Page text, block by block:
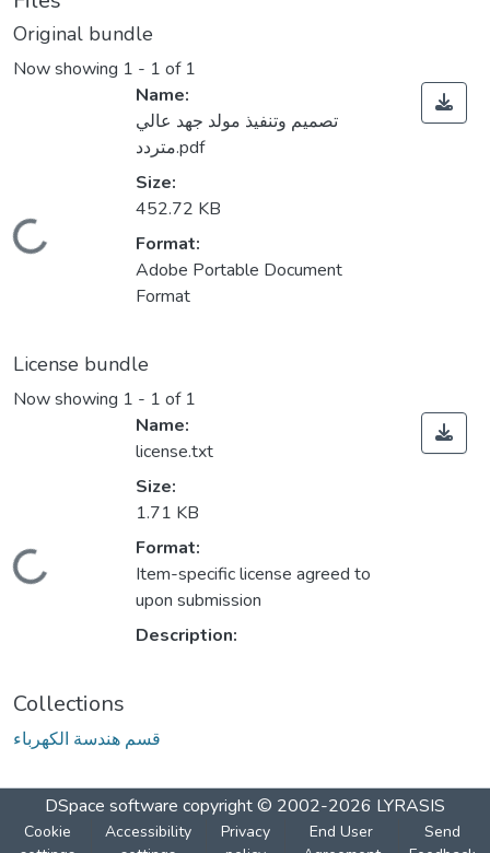
Original bundle
Now showing 1 - 1 of 1
Loading...
Name:
تصميم وتنفيذ مولد جهد عالي
متردد.pdf
Size:
452.72 KB
Format:
Adobe Portable Document
Format
License bundle
Now showing 1 - 1 of 1
Loading...
Name:
license.txt
Size:
1.71 KB
Format:
Item-specific license agreed to
upon submission
Description:
Collections
قسم هندسة الكهرباء
DSpace software copyright © 2002-2026 LYRASIS
Cookie
Accessibility
Privacy
End User
Send